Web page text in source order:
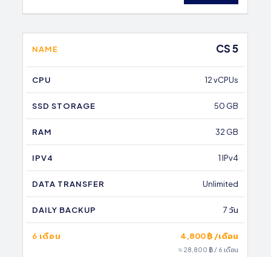
NAME CS 5
CPU 12 vCPUs
SSD STORAGE 50 GB
RAM 32 GB
IPV4 1 IPv4
DATA TRANSFER Unlimited
DAILY BACKUP 7 วัน
6 เดือน 4,800 ฿ /เดือน
≈ 28,800 ฿ / 6 เดือน